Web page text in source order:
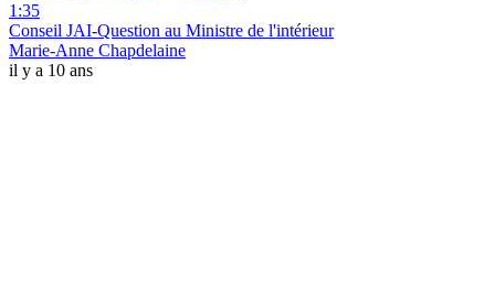
1:35
Conseil JAI-Question au Ministre de l'intérieur
Marie-Anne Chapdelaine
il y a 10 ans